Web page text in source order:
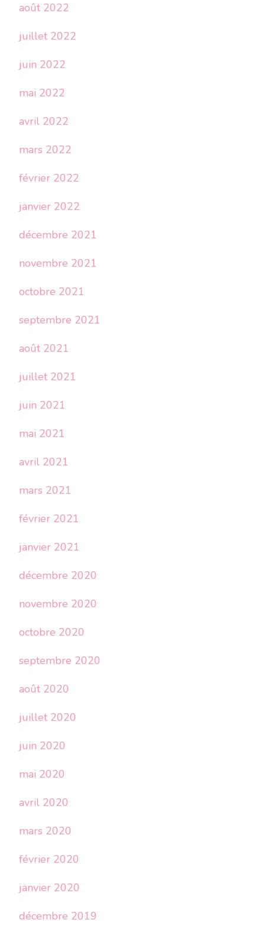
août 2022
juillet 2022
juin 2022
mai 2022
avril 2022
mars 2022
février 2022
janvier 2022
décembre 2021
novembre 2021
octobre 2021
septembre 2021
août 2021
juillet 2021
juin 2021
mai 2021
avril 2021
mars 2021
février 2021
janvier 2021
décembre 2020
novembre 2020
octobre 2020
septembre 2020
août 2020
juillet 2020
juin 2020
mai 2020
avril 2020
mars 2020
février 2020
janvier 2020
décembre 2019